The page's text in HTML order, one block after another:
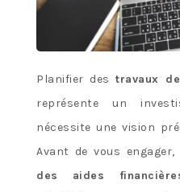
Planifier destravaux
représente un
nécessite une vision
Avant de vous
des aides